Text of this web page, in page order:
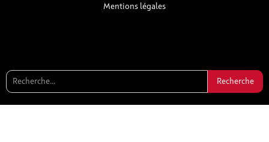
Mentions légales